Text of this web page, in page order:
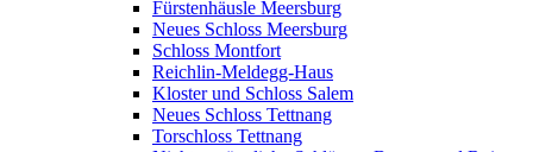
Fürstenhäusle Meersburg
Neues Schloss Meersburg
Schloss Montfort
Reichlin-Meldegg-Haus
Kloster und Schloss Salem
Neues Schloss Tettnang
Torschloss Tettnang